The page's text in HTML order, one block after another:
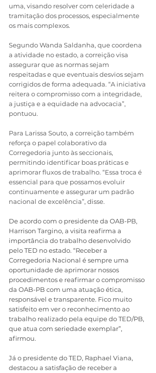
uma, visando resolver com celeridade a
tramitação dos processos, especialmente
os mais complexos.
Segundo Wanda Saldanha, que coordena
a atividade no estado, a correição visa
assegurar que as normas sejam
respeitadas e que eventuais desvios sejam
corrigidos de forma adequada. “A iniciativa
reitera o compromisso com a integridade,
a justiça e a equidade na advocacia”,
pontuou.
Para Larissa Souto, a correição também
reforça o papel colaborativo da
Corregedoria junto às seccionais,
permitindo identificar boas práticas e
aprimorar fluxos de trabalho. “Essa troca é
essencial para que possamos evoluir
continuamente e assegurar um padrão
nacional de excelência”, disse.
De acordo com o presidente da OAB-PB,
Harrison Targino, a visita reafirma a
importância do trabalho desenvolvido
pelo TED no estado. “Receber a
Corregedoria Nacional é sempre uma
oportunidade de aprimorar nossos
procedimentos e reafirmar o compromisso
da OAB-PB com uma atuação ética,
responsável e transparente. Fico muito
satisfeito em ver o reconhecimento ao
trabalho realizado pela equipe do TED/PB,
que atua com seriedade exemplar”,
afirmou.
Já o presidente do TED, Raphael Viana,
destacou a satisfação de receber a